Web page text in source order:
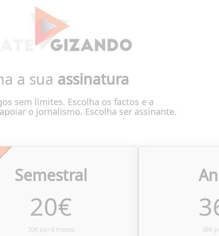
a sua assinatura
sem limites. Escolha os factos e a
o jornalismo. Escolha ser assinante.
Semestral
20€
20€ por 6 meses
36€